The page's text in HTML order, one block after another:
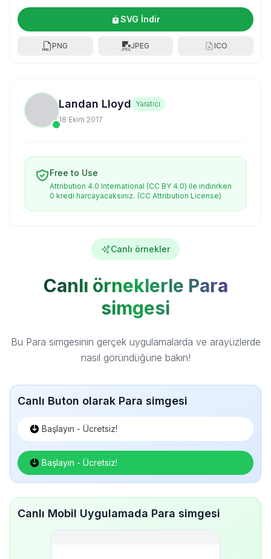
SVG İndir
PNG JPEG ICO
Landan Lloyd Yaratıcı
18 Ekim 2017
Free to Use
Attribution 4.0 International (CC BY 4.0) ile indirirken
0 kredi harcayacaksınız. (CC Attribution License)
Canlı örnekler
Canlı örneklerle Para
simgesi
Bu Para simgesinin gerçek uygulamalarda ve arayüzlerde
nasıl göründüğüne bakın!
Canlı Buton olarak Para simgesi
Başlayın - Ücretsiz!
Başlayın - Ücretsiz!
Canlı Mobil Uygulamada Para simgesi